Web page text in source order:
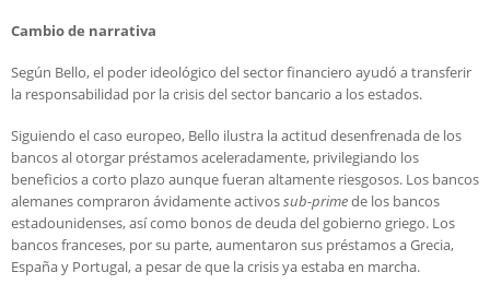
Cambio de narrativa
Según Bello, el poder ideológico del sector financiero ayudó a transferir
la responsabilidad por la crisis del sector bancario a los estados.
Siguiendo el caso europeo, Bello ilustra la actitud desenfrenada de los
bancos al otorgar préstamos aceleradamente, privilegiando los
beneficios a corto plazo aunque fueran altamente riesgosos. Los bancos
alemanes compraron ávidamente activossub-primede los bancos
estadounidenses, así como bonos de deuda del gobierno griego. Los
bancos franceses, por su parte, aumentaron sus préstamos a Grecia,
España y Portugal, a pesar de que la crisis ya estaba en marcha.